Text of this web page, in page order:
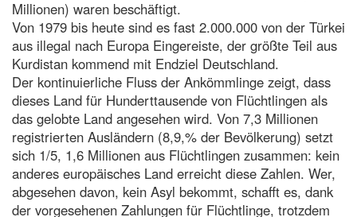
Millionen) waren beschäftigt.
Von 1979 bis heute sind es fast 2.000.000 von der Türkei
aus illegal nach Europa Eingereiste, der größte Teil aus
Kurdistan kommend mit Endziel Deutschland.
Der kontinuierliche Fluss der Ankömmlinge zeigt, dass
dieses Land für Hunderttausende von Flüchtlingen als
das gelobte Land angesehen wird. Von 7,3 Millionen
registrierten Ausländern (8,9,% der Bevölkerung) setzt
sich 1/5, 1,6 Millionen aus Flüchtlingen zusammen: kein
anderes europäisches Land erreicht diese Zahlen. Wer,
abgesehen davon, kein Asyl bekommt, schafft es, dank
der vorgesehenen Zahlungen für Flüchtlinge, trotzdem